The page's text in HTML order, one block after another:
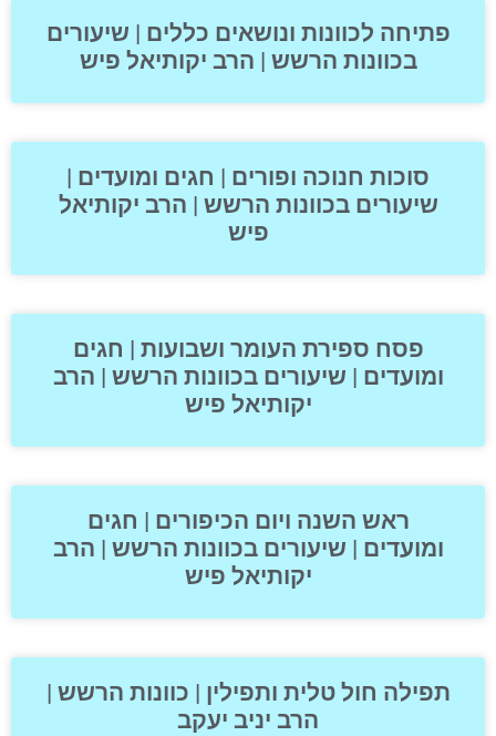
פתיחה לכוונות ונושאים כללים | שיעורים
בכוונות הרשש | הרב יקותיאל פיש
סוכות חנוכה ופורים | חגים ומועדים |
שיעורים בכוונות הרשש | הרב יקותיאל
פיש
פסח ספירת העומר ושבועות | חגים
ומועדים | שיעורים בכוונות הרשש | הרב
יקותיאל פיש
ראש השנה ויום הכיפורים | חגים
ומועדים | שיעורים בכוונות הרשש | הרב
יקותיאל פיש
תפילה חול טלית ותפילין | כוונות הרשש |
הרב יניב יעקב